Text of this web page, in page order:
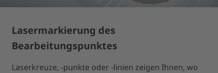
Lasermarkierung des
Bearbeitungspunktes
Laserkreuze, -punkte oder -linien zeigen Ihnen, wo